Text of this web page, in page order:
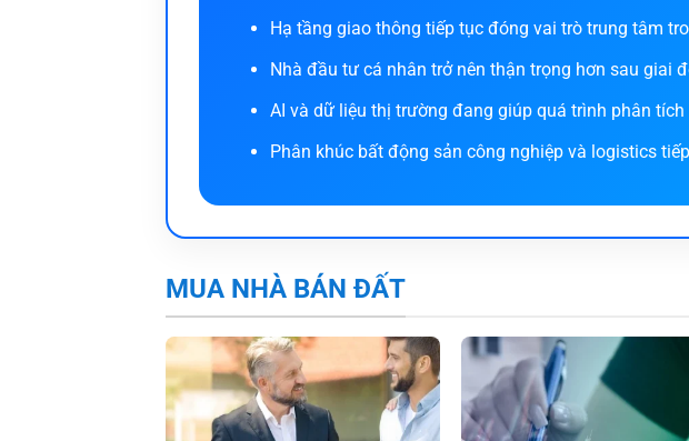
Phân
Nhận diện khu vực có tiềm năng tăng trưởng
Hạ tầng giao thông tiếp tục đóng vai trò trung tâm
Nhà đầu tư cá nhân trở nên thận trọng hơn sau giai
AI và dữ liệu thị trường đang giúp quá trình phân
Phân khúc bất động sản công nghiệp và logistics
MUA NHÀ BÁN ĐẤT